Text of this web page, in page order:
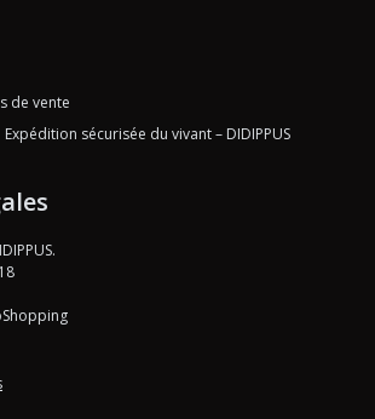
de vente
sécurisée du vivant – DIDIPPUS